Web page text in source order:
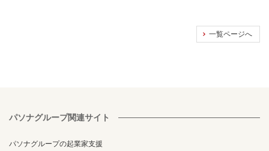
一覧ページへ
パソナグループ関連サイト
パソナグループの起業家支援